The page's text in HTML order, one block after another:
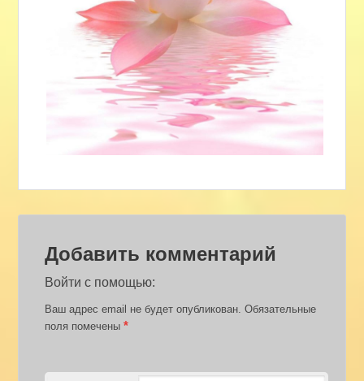
Добавить комментарий
Войти с помощью:
Ваш адрес email не будет опубликован. Обязательные
поля помечены*